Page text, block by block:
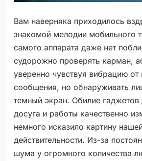
Вам наверняка приходилось
знакомой мелодии мобильного
самого аппарата даже нет
судорожно проверять карман,
уверенно чувствуя вибрацию
сообщения, но обнаруживать
темный экран. Обилие
досуга и работы качественно
немного исказило картину
действительности. Из-за
шума у огромного количества